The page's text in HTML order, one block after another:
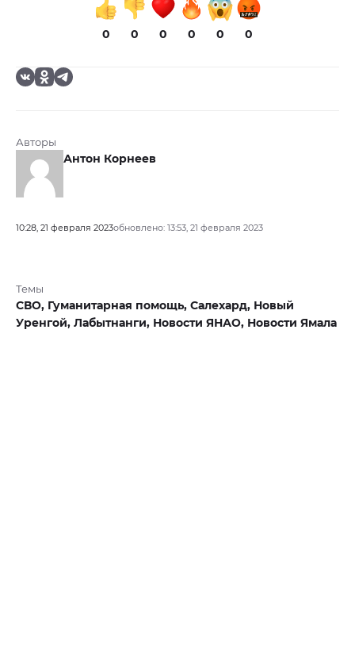
0 0 0 0 0 0
Авторы
Антон Корнеев
10:28, 21 февраля 2023обновлено: 13:53, 21 февраля 2023
Темы
СВО, Гуманитарная помощь, Салехард, Новый
Уренгой, Лабытнанги, Новости ЯНАО, Новости Ямала